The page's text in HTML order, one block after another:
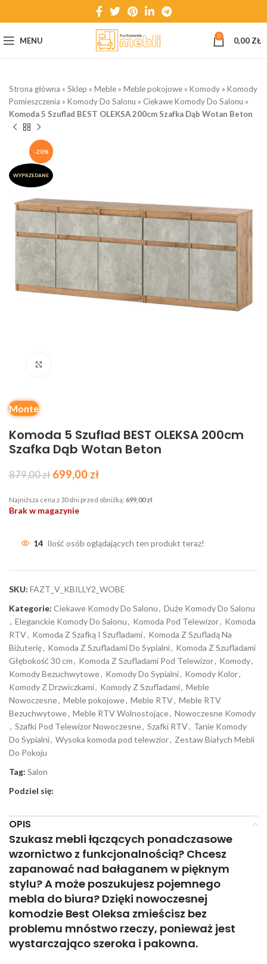
MENU 0 0,00 ZŁ
Strona główna » Sklep » Meble » Meble pokojowe » Komody » Komody
Pomieszczenia » Komody Do Salonu » Ciekawe Komody Do Salonu »
Komoda 5 Szuflad BEST OLEKSA 200cm Szafka Dąb Wotan Beton
-20%
WYPRZEDANE
Monte
Komoda 5 Szuflad BEST OLEKSA 200cm
Szafka Dąb Wotan Beton
879,00zł 699,00 zł
Najniższa cena z 30 dni przed obniżką: 699,00zł
Brak w magazynie
14 Ilość osób oglądających ten produkt teraz!
SKU: FAZT_V_KBILLY2_WOBE
Kategorie: Ciekawe Komody Do Salonu, Duże Komody Do Salonu
, Eleganckie Komody Do Salonu, Komoda Pod Telewizor, Komoda
RTV, Komoda Z Szafką I Szufladami, Komoda Z Szufladą Na
Biżuterię, Komoda Z Szufladami Do Sypialni, Komoda Z Szufladami
Głębokość 30 cm, Komoda Z Szufladami Pod Telewizor, Komody,
Komody Bezuchwytowe, Komody Do Sypialni, Komody Kolor,
Komody Z Drzwiczkami, Komody Z Szufladami, Meble
Nowoczesne, Meble pokojowe, Meble RTV, Meble RTV
Bezuchwytowe, Meble RTV Wolnostojące, Nowoczesne Komody
, Szafki Pod Telewizor Nowoczesne, Szafki RTV, Tanie Komody
Do Sypialni, Wysoka komoda pod telewzior, Zestaw Białych Mebli
Do Pokoju
Tag: Salon
Podziel się:
OPIS
Szukasz mebli łączących ponadczasowe
wzornictwo z funkcjonalnością? Chcesz
zapanować nad bałaganem w pięknym
stylu? A może poszukujesz pojemnego
mebla do biura? Dzięki nowoczesnej
komodzie Best Oleksa zmieścisz bez
problemu mnóstwo rzeczy, ponieważ jest
wystarczająco szeroka i pakowna.